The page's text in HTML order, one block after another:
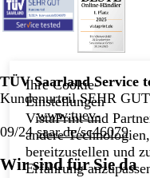
TÜV Saarland Service
Kundenurteil SEHR GUT
09/24
www.tuev-
saar.de/sc46079
Wir sind für Sie da
Ihre Cookie-
Einstellungen
VistaPrint und
andere
bereitzustellen und
Erfahrung